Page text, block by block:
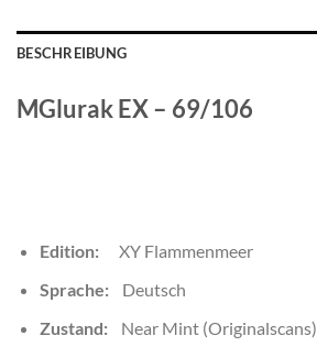
BESCHREIBUNG
MGlurak EX – 69/106
Edition:XY Flammenmeer
Sprache:Deutsch
Zustand:Near Mint (Originalscans)